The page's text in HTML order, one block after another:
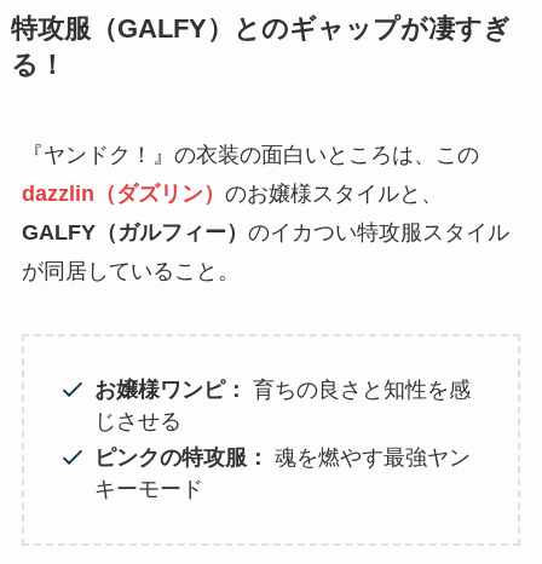
特攻服（GALFY）とのギャップが凄すぎ
る！
『ヤンドク！』の衣装の面白いところは、この
dazzlin（ダズリン） のお嬢様スタイルと、
GALFY（ガルフィー） のイカつい特攻服スタイル
が同居していること。
お嬢様ワンピ： 育ちの良さと知性を感
じさせる
ピンクの特攻服： 魂を燃やす最強ヤン
キーモード